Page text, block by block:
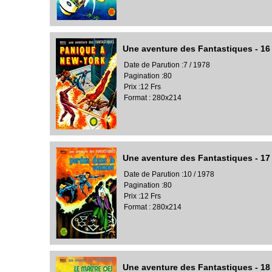
Une aventure des Fantastiques -
Date de Parution :7 / 1978
Pagination :80
Prix :12 Frs
Format : 280x214
Une aventure des Fantastiques -
Date de Parution :10 / 1978
Pagination :80
Prix :12 Frs
Format : 280x214
Une aventure des Fantastiques -